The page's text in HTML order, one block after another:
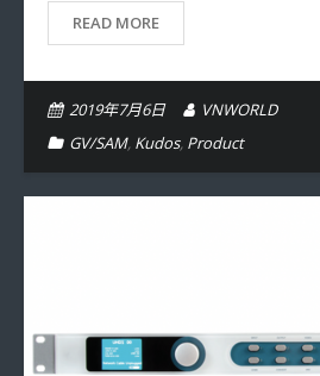
READ MORE
2019年7月6日
VNWORLD
GV/SAM, Kudos, Product